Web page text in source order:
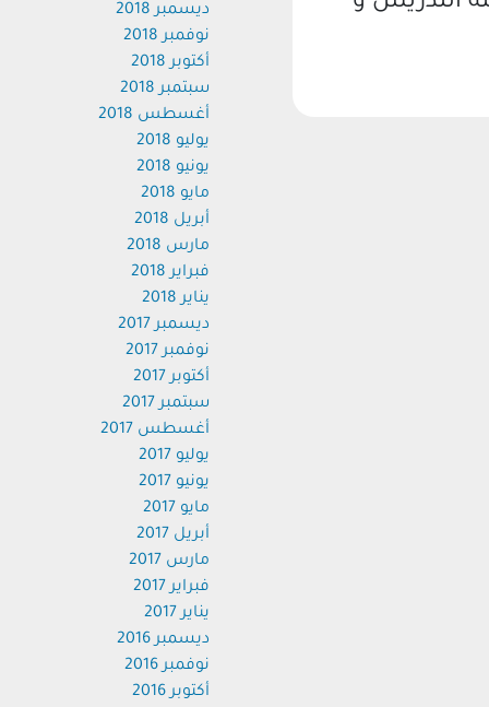
ديسمبر 2018
نوفمبر 2018
أكتوبر 2018
سبتمبر 2018
أغسطس 2018
يوليو 2018
يونيو 2018
مايو 2018
أبريل 2018
مارس 2018
فبراير 2018
يناير 2018
ديسمبر 2017
نوفمبر 2017
أكتوبر 2017
سبتمبر 2017
أغسطس 2017
يوليو 2017
يونيو 2017
مايو 2017
أبريل 2017
مارس 2017
فبراير 2017
يناير 2017
ديسمبر 2016
نوفمبر 2016
أكتوبر 2016